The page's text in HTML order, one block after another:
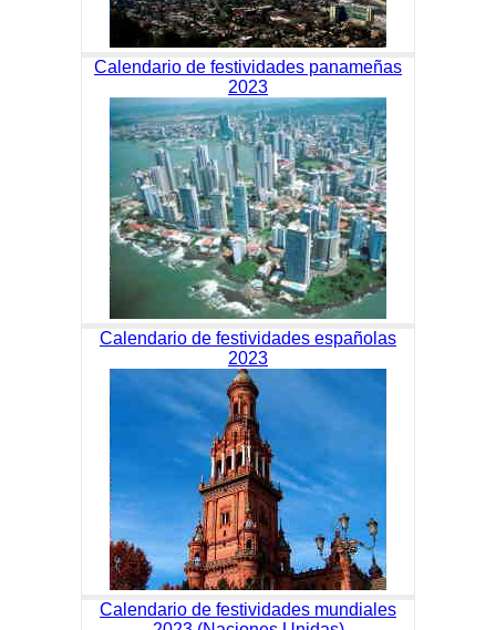
Calendario de festividades panameñas
2023
Calendario de festividades españolas
2023
Calendario de festividades mundiales